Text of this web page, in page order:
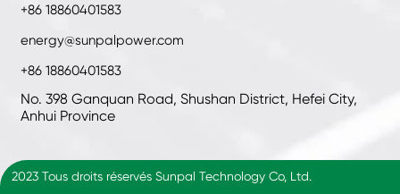
+86 18860401583
energy@sunpalpower.com
+86 18860401583
No. 398 Ganquan Road, Shushan District, Hefei City,
Anhui Province
2023 Tous droits réservés Sunpal Technology Co, Ltd.